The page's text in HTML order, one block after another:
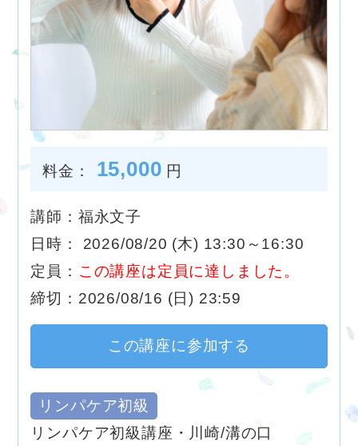
料金： 15,000 円
講師：福永文子
日時： 2026/08/20 (木) 13:30～16:30
定員： この講座は定員に達しました。
締切：2026/08/16 (日) 23:59
この講座に参加する
リンパケア初級
リンパケア初級講座・川崎/溝の口